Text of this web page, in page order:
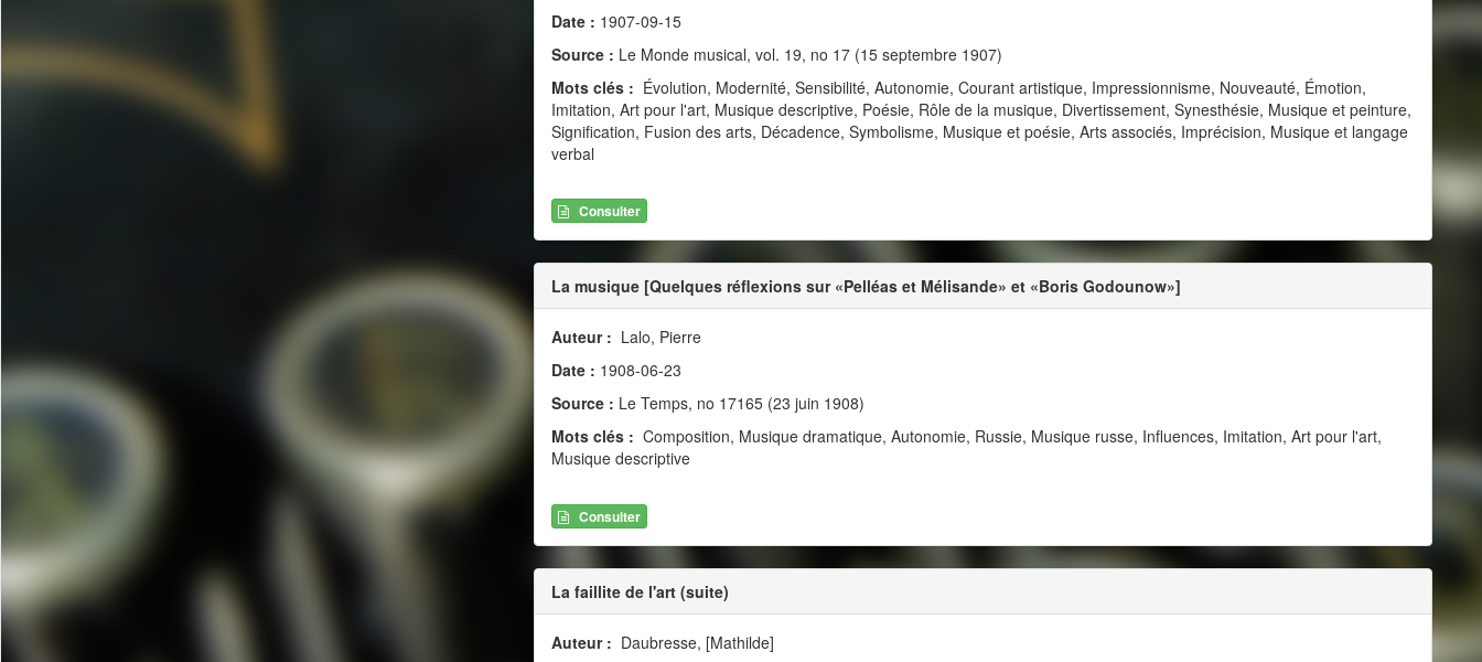
Date : 1907-09-15
Source : Le Monde musical, vol. 19, no 17 (15 septembre 1907)
Mots clés : Évolution, Modernité, Sensibilité, Autonomie, Courant artistique, Impressionnisme, Nouveauté, Émotion,
Imitation, Art pour l'art, Musique descriptive, Poésie, Rôle de la musique, Divertissement, Synesthésie, Musique et peinture,
Signification, Fusion des arts, Décadence, Symbolisme, Musique et poésie, Arts associés, Imprécision, Musique et langage
verbal
Consulter
La musique [Quelques réflexions sur «Pelléas et Mélisande» et «Boris Godounow»]
Auteur : Lalo, Pierre
Date : 1908-06-23
Source : Le Temps, no 17165 (23 juin 1908)
Mots clés : Composition, Musique dramatique, Autonomie, Russie, Musique russe, Influences, Imitation, Art pour l'art,
Musique descriptive
Consulter
La faillite de l'art (suite)
Auteur : Daubresse, [Mathilde]